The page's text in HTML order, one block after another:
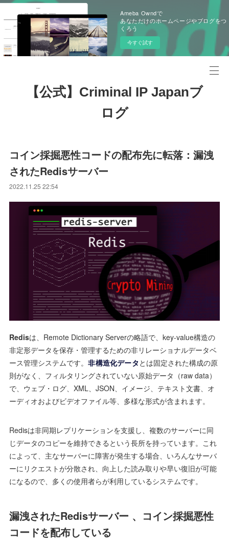
Ameba Owndで
あなただけのホームページやブログをつ
くろう
今すぐ試す
【公式】Criminal IP Japanブ
ログ
コイン採掘悪性コードの配布先に転落：漏洩
されたRedisサーバー
2022.11.25 22:54
Redisは、Remote Dictionary Serverの略語で、key-value構造の
非定形データを保存・管理するための非リレーショナルデータベ
ース管理システムです。非構造化データ とは固定された構成の原
則がなく、フィルタリングされていない原始データ（raw data）
で、ウェブ・ログ、XML、JSON、イメージ、テキスト文書、オ
ーディオおよびビデオファイル等、多様な形式が含まれます。
Redisは非同期レプリケーションを支援し、複数のサーバーに同
じデータのコピーを維持できるという長所を持っています。これ
によって、主なサーバーに障害が発生する場合、いろんなサーバ
ーにリクエストが分散され、向上した読み取りや早い復旧が可能
になるので、多くの使用者らが利用しているシステムです。
漏洩されたRedisサーバー 、コイン採掘悪性
コードを配布している